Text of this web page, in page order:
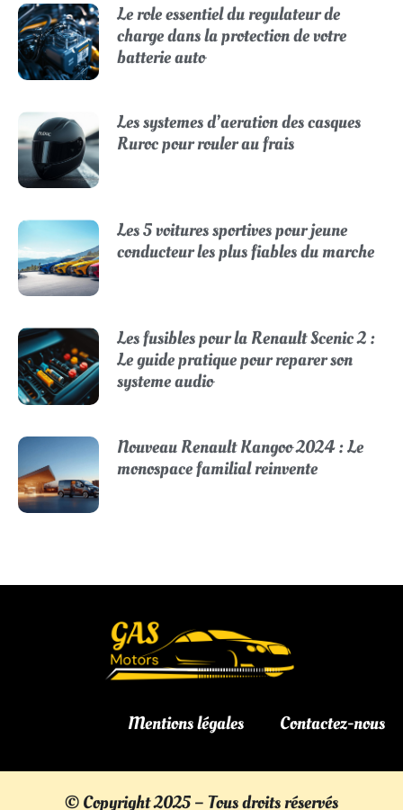
Le role essentiel du regulateur de
charge dans la protection de votre
batterie auto
Les systemes d’aeration des casques
Ruroc pour rouler au frais
Les 5 voitures sportives pour jeune
conducteur les plus fiables du marche
Les fusibles pour la Renault Scenic 2 :
Le guide pratique pour reparer son
systeme audio
Nouveau Renault Kangoo 2024 : Le
monospace familial reinvente
Mentions légales Contactez-nous
© Copyright 2025 – Tous droits réservés